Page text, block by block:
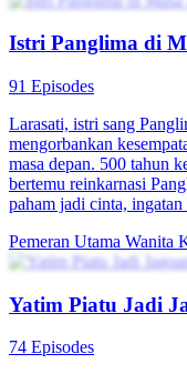
Istri Panglima di
91 Episodes
Larasati, istri sang
mengorbankan
masa depan. 500 tahun
bertemu reinkarnasi
paham jadi cinta,
Pemeran Utama Wanita
Yatim Piatu Jadi
74 Episodes